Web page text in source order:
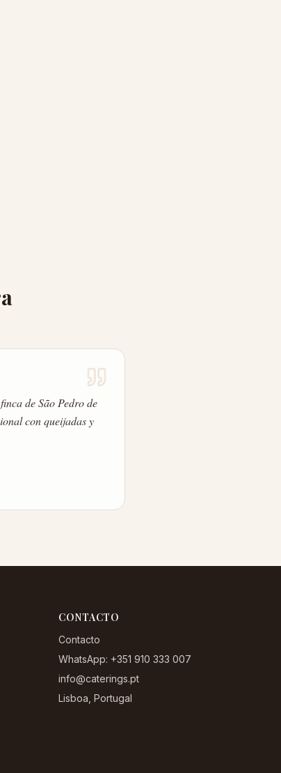
de São Pedro de
con queijadas y
CONTACTO
Contacto
WhatsApp: +351 910 333 007
info@caterings.pt
Lisboa, Portugal